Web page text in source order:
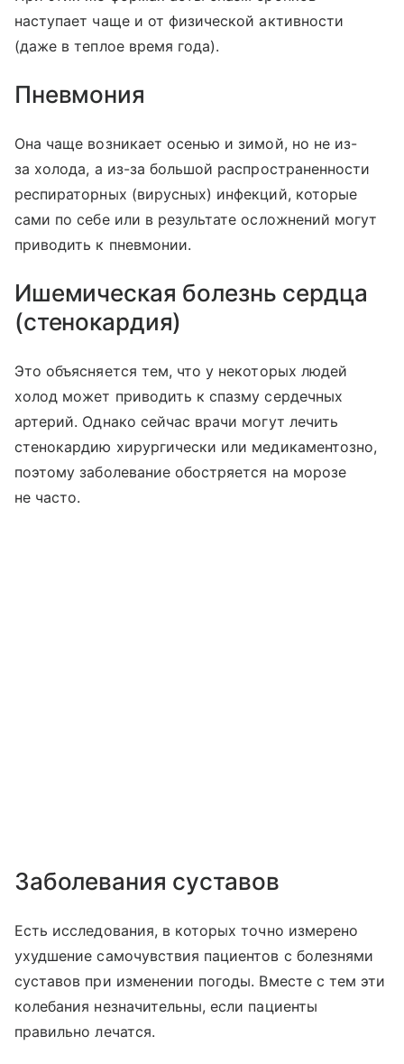
наступает чаще и от физической активности
(даже в теплое время года).
Пневмония
Она чаще возникает осенью и зимой, но не из-
за холода, а из-за большой распространенности
респираторных (вирусных) инфекций, которые
сами по себе или в результате осложнений могут
приводить к пневмонии.
Ишемическая болезнь сердца
(стенокардия)
Это объясняется тем, что у некоторых людей
холод может приводить к спазму сердечных
артерий. Однако сейчас врачи могут лечить
стенокардию хирургически или медикаментозно,
поэтому заболевание обостряется на морозе
не часто.
Заболевания суставов
Есть исследования, в которых точно измерено
ухудшение самочувствия пациентов с болезнями
суставов при изменении погоды. Вместе с тем эти
колебания незначительны, если пациенты
правильно лечатся.